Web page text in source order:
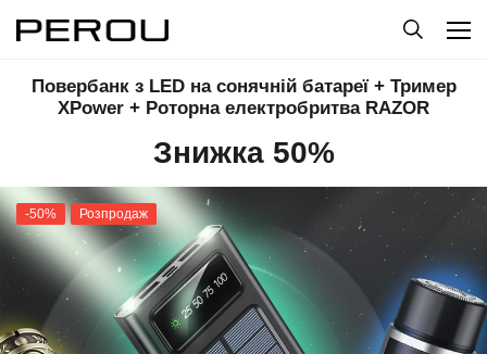
Повербанк з LED на сонячній батареї + Тример
XPower + Роторна електробритва RAZOR
Знижка 50%
-50% Розпродаж